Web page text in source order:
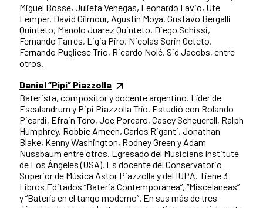
Miguel Bosse, Julieta Venegas, Leonardo Favio, Ute
Lemper, David Gilmour, Agustín Moya, Gustavo Bergalli
Quinteto, Manolo Juarez Quinteto, Diego Schissi,
Fernando Tarres, Ligia Piro, Nicolas Sorin Octeto,
Fernando Pugliese Trio, Ricardo Nolé, Sid Jacobs, entre
otros.
Daniel “Pipi” Piazzolla
Baterista, compositor y docente argentino. Líder de
Escalandrum y Pipi Piazzolla Trío. Estudió con Rolando
Picardi, Efrain Toro, Joe Porcaro, Casey Scheuerell, Ralph
Humphrey, Robbie Ameen, Carlos Riganti, Jonathan
Blake, Kenny Washington, Rodney Green y Adam
Nussbaum entre otros. Egresado del Musicians Institute
de Los Ángeles (USA). Es docente del Conservatorio
Superior de Música Astor Piazzolla y del IUPA. Tiene 3
Libros Editados “Bateria Contemporánea”, “Miscelaneas”
y “Batería en el tango moderno”. En sus más de tres